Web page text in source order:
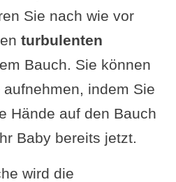
Sie nach wie vor
turbulenten
Bauch. Sie können
indem Sie
Hände auf den Bauch
Baby bereits jetzt.
wird die